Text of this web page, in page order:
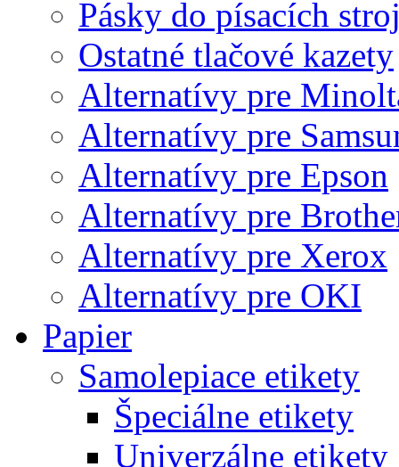
Pásky do písacích
Ostatné tlačové kazety
Alternatívy pre
Alternatívy pre
Alternatívy pre Epson
Alternatívy pre
Alternatívy pre Xerox
Alternatívy pre OKI
Papier
Samolepiace etikety
Špeciálne etikety
Univerzálne etikety